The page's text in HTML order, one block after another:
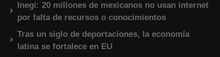
Inegi: 20 millones de mexicanos no usan internet
por falta de recursos o conocimientos
Tras un siglo de deportaciones, la economía
latina se fortalece en EU